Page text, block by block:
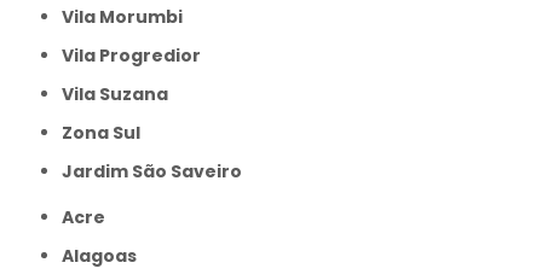
Vila Morumbi
Vila Progredior
Vila Suzana
Zona Sul
jardim São Saveiro
Acre
Alagoas